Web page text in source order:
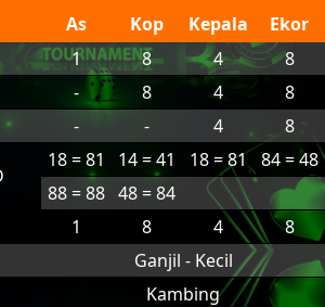
As
Kop Kepala
Ekor
1 8 4
8
- 8 4
8
- - 4 8
18 = 81 14 = 41 18 = 81
84 = 48
88 = 88 48 = 84
1 8 4
8
Ganjil - Kecil
Kambing